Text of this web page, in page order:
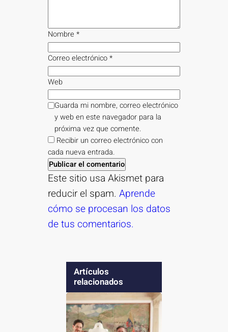
Nombre*
Correo electrónico*
Web
Guarda mi nombre, correo electrónico
y web en este navegador para la
próxima vez que comente.
Recibir un correo electrónico con
cada nueva entrada.
Este sitio usa Akismet para
reducir el spam.Aprende
cómo se procesan los datos
de tus comentarios.
Artículos
relacionados